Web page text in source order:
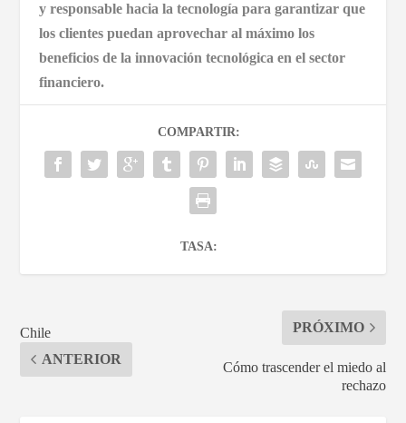
y responsable hacia la tecnología para garantizar que
los clientes puedan aprovechar al máximo los
beneficios de la innovación tecnológica en el sector
financiero.
COMPARTIR:
TASA:
Chile
ANTERIOR
PRÓXIMO
Cómo trascender el miedo al
rechazo